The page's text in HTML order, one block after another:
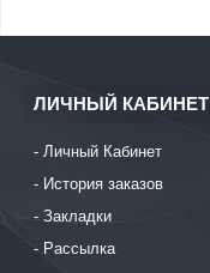
ЛИЧНЫЙ КАБИНЕТ
Личный Кабинет
История заказов
Закладки
Рассылка